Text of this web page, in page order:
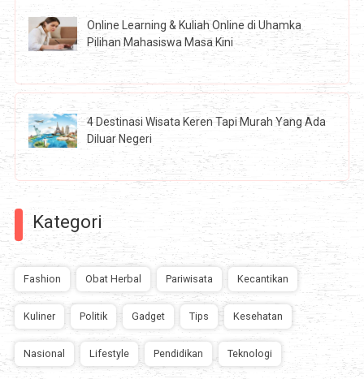
Online Learning & Kuliah Online di Uhamka
Pilihan Mahasiswa Masa Kini
4 Destinasi Wisata Keren Tapi Murah Yang Ada
Diluar Negeri
Kategori
Fashion Obat Herbal Pariwisata Kecantikan
Kuliner Politik Gadget Tips Kesehatan
Nasional Lifestyle Pendidikan Teknologi